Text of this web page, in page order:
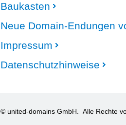
Baukasten
Neue Domain-Endungen
Impressum
Datenschutzhinweise
© united-domains GmbH. Alle Rechte